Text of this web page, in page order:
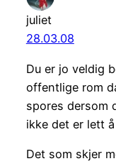
juliet
28.03.08
Du er jo veldig
offentlige rom
spores dersom
ikke det er lett
Det som skjer